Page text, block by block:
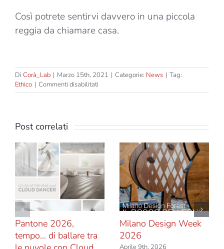
Così potrete sentirvi davvero in una piccola
reggia da chiamare casa.
Di Corà_Lab | Marzo 15th, 2021 | Categorie: News | Tag:
Ethico | Commenti disabilitati
Sua
a
spina
Post correlati
Pantone 2026,
tempo… di ballare tra
Milano Design Week
2026
Aprile 9th, 2026